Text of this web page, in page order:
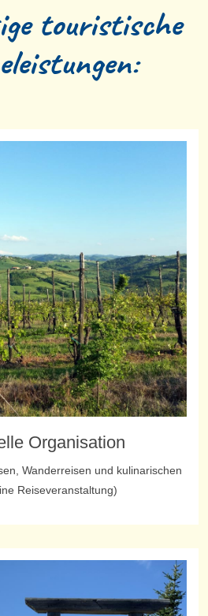
touristische
Organisation
Wanderreisen und kulinarischen
Reiseveranstaltung)